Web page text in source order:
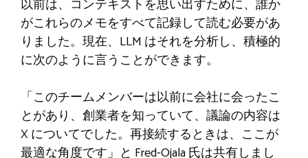
以前は、コンテキストを思い出すために、誰か
がこれらのメモをすべて記録して読む必要があ
りました。現在、LLM はそれを分析し、積極的
に次のように言うことができます。
「このチームメンバーは以前に会社に会ったこ
とがあり、創業者を知っていて、議論の内容は
X についてでした。再接続するときは、ここが
最適な角度です」と Fred-Ojala 氏は共有しまし